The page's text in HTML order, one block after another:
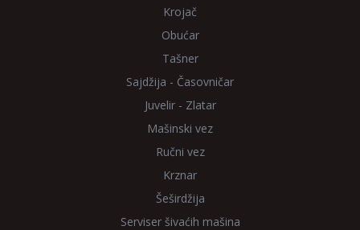
Krojač
Obućar
Tašner
Sajdžija - Časovničar
Juvelir - Zlatar
Mašinski vez
Ručni vez
Krznar
Šeširdžija
Serviser šivaćih mašina